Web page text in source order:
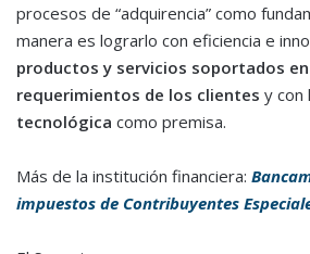
procesos de “adquirencia” como
manera es lograrlo con eficiencia e
productos y servicios soportados
requerimientos de los clientes y con
tecnológica como premisa.
Más de la institución financiera:
impuestos de Contribuyentes